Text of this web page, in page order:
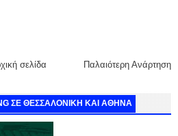
Παλαιότερη Ανάρτηση
σελίδα
ΣΕ ΘΕΣΣΑΛΟΝΙΚΗ ΚΑΙ ΑΘΗΝΑ